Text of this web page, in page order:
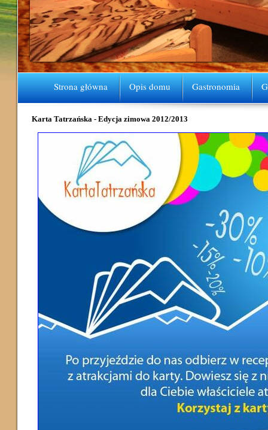
Strona główna Opis domu Gastronomia
Karta Tatrzańska - Edycja zimowa 2012/2013